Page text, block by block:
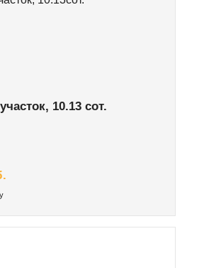
10.13 сот.